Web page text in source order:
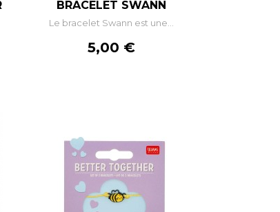
BRACELET SWANN
Le bracelet Swann est une...
Prix
5,00 €